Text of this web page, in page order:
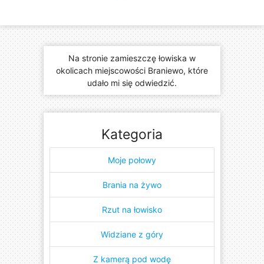
Na stronie zamieszczę łowiska w
okolicach miejscowości Braniewo, które
udało mi się odwiedzić.
Kategoria
Moje połowy
Brania na żywo
Rzut na łowisko
Widziane z góry
Z kamerą pod wodę